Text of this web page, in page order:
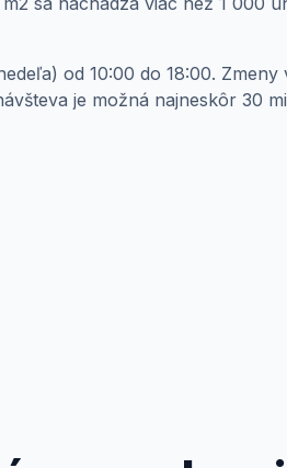
od 10:00 do 18:00. Zmeny
je možná najneskôr 30